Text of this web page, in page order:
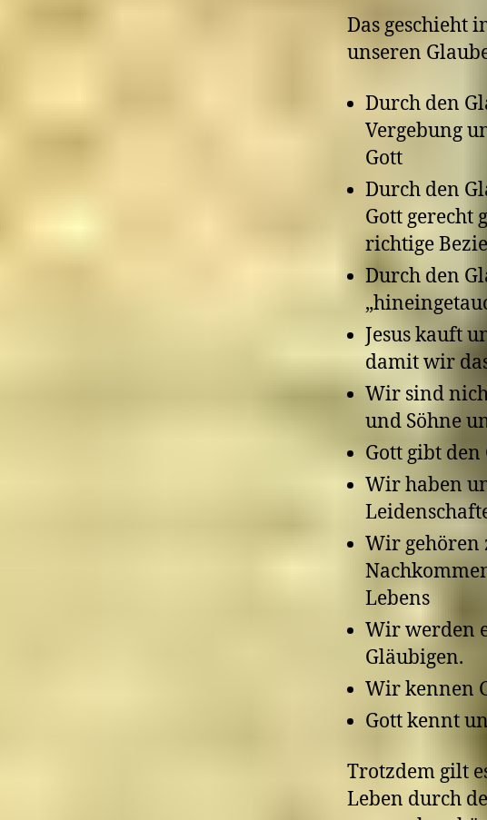
Das geschieht
unseren
Durch den
Vergebung
Gott
Durch den
Gott gerecht
richtige
Durch den
Jesus kauft
damit wir
Wir sind
und Söhne
Gott gibt den
Wir haben
Wir gehören
Lebens
Wir werden
Gläubigen.
Wir kennen
Gott kennt
Trotzdem gilt
Leben durch